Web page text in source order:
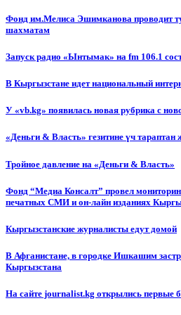
Фонд им.Мелиса Эшимканова проводит
шахматам
Запуск радио «Ынтымак» на fm 106.1
В Кыргызстане идет национальный
У «vb.kg» появилась новая рубрика с
«Деньги & Власть» гезитине үч
Тройное давление на «Деньги & Власть»
Фонд “Медиа Консалт” провел
печатных СМИ и он-лайн изданиях
Кыргызстанские журналисты едут домой
В Афганистане, в городке Ишкашим
Кыргызстана
На сайте journalist.kg открылись первые